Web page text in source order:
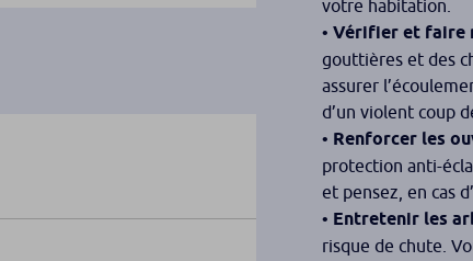
votre habitation.
• Vérifier et faire
gouttières et des
assurer
d’un violent coup
• Renforcer les
protection anti-
et pensez, en cas
• Entretenir les
risque de chute.